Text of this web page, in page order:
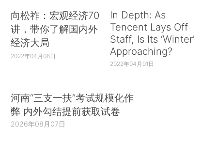
向松祚：宏观经济70
讲，带你了解国内外
经济大局
2022年04月06日
In Depth: As
Tencent Lays Off
Staff, Is Its ‘Winter’
Approaching?
2022年04月01日
河南“三支一扶”考试规模化作
弊 内外勾结提前获取试卷
2026年08月07日